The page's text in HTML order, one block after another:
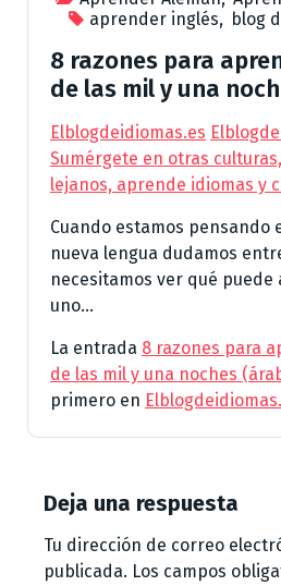
aprender inglés, blog
8 razones para
de las mil y una
Elblogdeidiomas.es
Sumérgete en otras
lejanos, aprende idiomas y
Cuando estamos pensando
nueva lengua dudamos
necesitamos ver qué
uno...
La entrada 8 razones para
de las mil y una noches
primero en
Deja una respuesta
Tu dirección de correo
publicada. Los campos